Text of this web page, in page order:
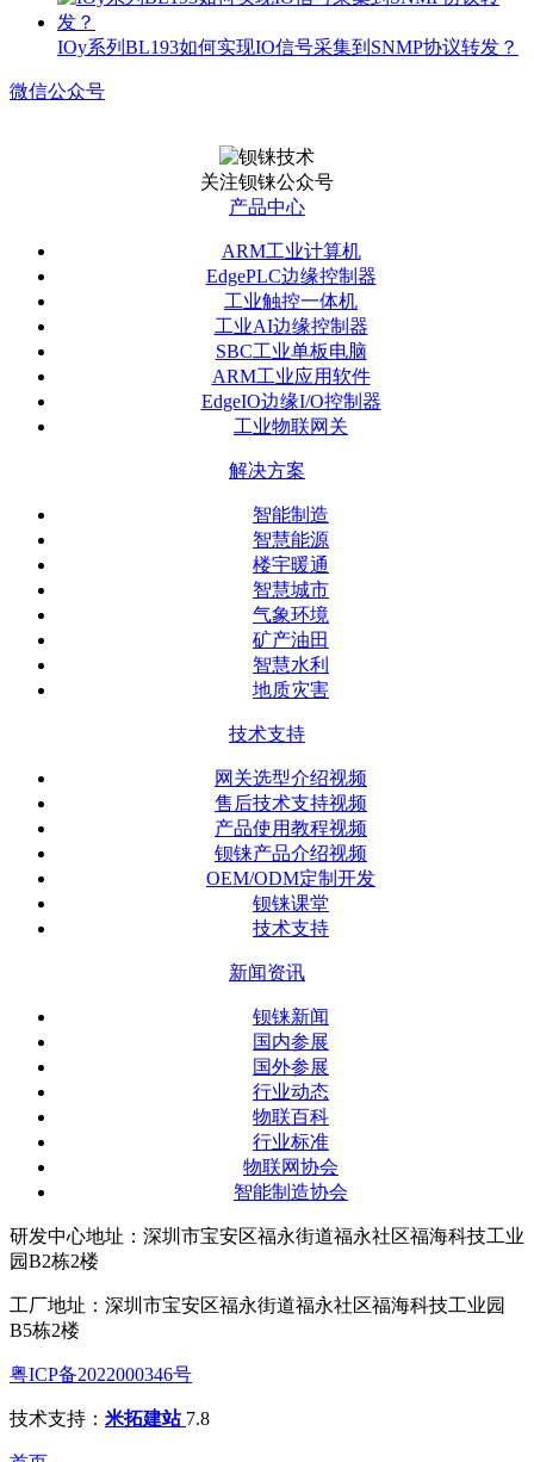
IOy系列BL193如何实现IO信号采集到SNMP协议转发？
微信公众号
关注钡铼公众号
产品中心
ARM工业计算机
EdgePLC边缘控制器
工业触控一体机
工业AI边缘控制器
SBC工业单板电脑
ARM工业应用软件
EdgeIO边缘I/O控制器
工业物联网关
解决方案
智能制造
智慧能源
楼宇暖通
智慧城市
气象环境
矿产油田
智慧水利
地质灾害
技术支持
网关选型介绍视频
售后技术支持视频
产品使用教程视频
钡铼产品介绍视频
OEM/ODM定制开发
钡铼课堂
技术支持
新闻资讯
钡铼新闻
国内参展
国外参展
行业动态
物联百科
行业标准
物联网协会
智能制造协会
研发中心地址：深圳市宝安区福永街道福永社区福海科技工业
园B2栋2楼
工厂地址：深圳市宝安区福永街道福永社区福海科技工业园
B5栋2楼
粤ICP备2022000346号
技术支持： 米拓建站 7.8